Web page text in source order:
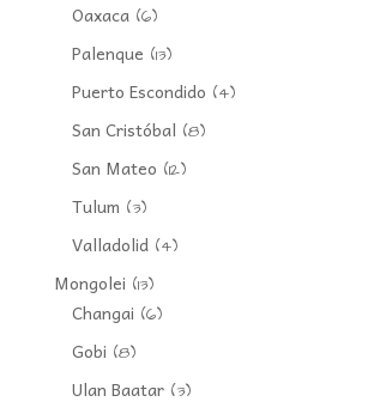
Oaxaca(6)
Palenque (13)
Puerto Escondido (4)
San Cristóbal (8)
San Mateo (12)
Tulum (3)
Valladolid(4)
Mongolei (13)
Changai (6)
Gobi (8)
Ulan Baatar(3)